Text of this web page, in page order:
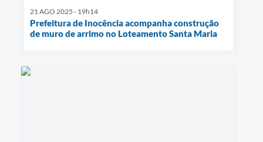
21 AGO 2025 - 19h14
Prefeitura de Inocência acompanha construção
de muro de arrimo no Loteamento Santa Maria